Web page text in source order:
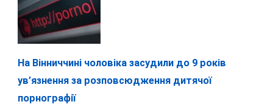
На Вінниччині чоловіка засудили до 9 років
ув’язнення за розповсюдження дитячої
порнографії